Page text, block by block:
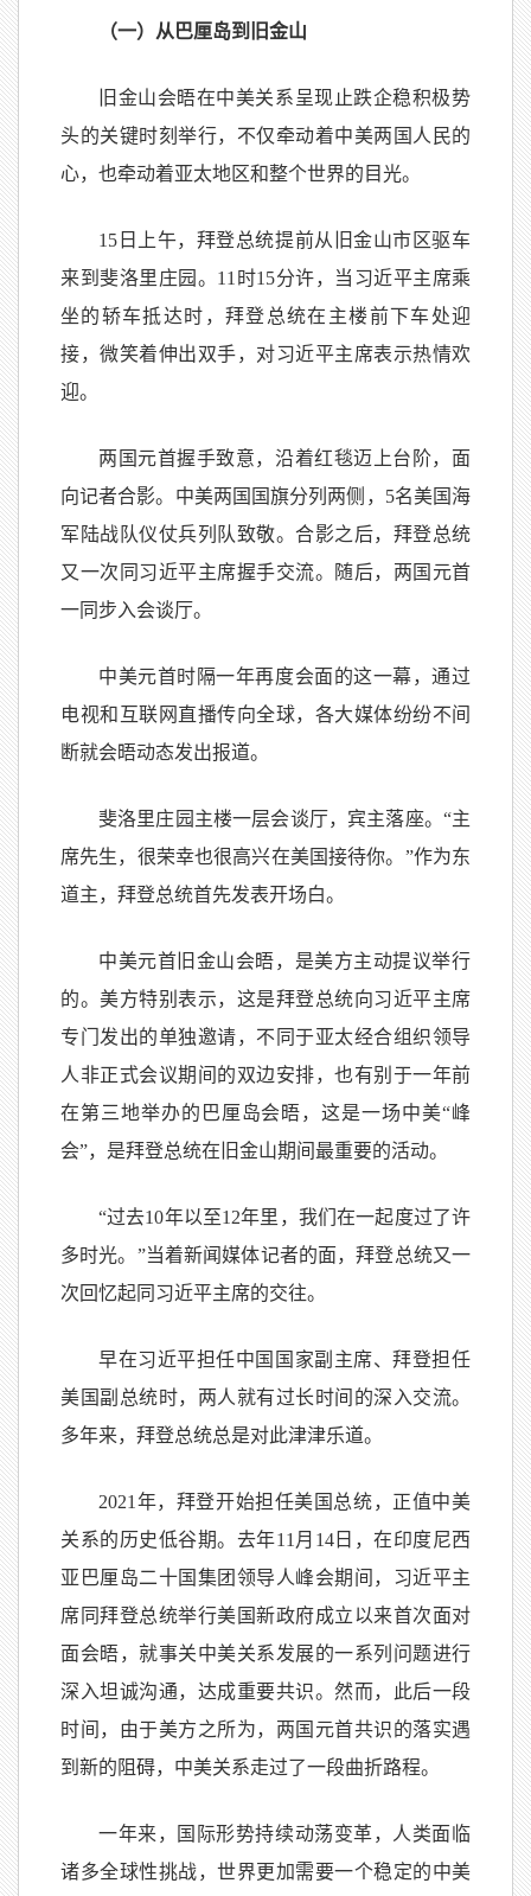
（一）从巴厘岛到旧金山
旧金山会晤在中美关系呈现止跌企稳积极势
头的关键时刻举行，不仅牵动着中美两国人民的
心，也牵动着亚太地区和整个世界的目光。
15日上午，拜登总统提前从旧金山市区驱车
来到斐洛里庄园。11时15分许，当习近平主席乘
坐的轿车抵达时，拜登总统在主楼前下车处迎
接，微笑着伸出双手，对习近平主席表示热情欢
迎。
两国元首握手致意，沿着红毯迈上台阶，面
向记者合影。中美两国国旗分列两侧，5名美国海
军陆战队仪仗兵列队致敬。合影之后，拜登总统
又一次同习近平主席握手交流。随后，两国元首
一同步入会谈厅。
中美元首时隔一年再度会面的这一幕，通过
电视和互联网直播传向全球，各大媒体纷纷不间
断就会晤动态发出报道。
斐洛里庄园主楼一层会谈厅，宾主落座。“主
席先生，很荣幸也很高兴在美国接待你。”作为东
道主，拜登总统首先发表开场白。
中美元首旧金山会晤，是美方主动提议举行
的。美方特别表示，这是拜登总统向习近平主席
专门发出的单独邀请，不同于亚太经合组织领导
人非正式会议期间的双边安排，也有别于一年前
在第三地举办的巴厘岛会晤，这是一场中美“峰
会”，是拜登总统在旧金山期间最重要的活动。
“过去10年以至12年里，我们在一起度过了许
多时光。”当着新闻媒体记者的面，拜登总统又一
次回忆起同习近平主席的交往。
早在习近平担任中国国家副主席、拜登担任
美国副总统时，两人就有过长时间的深入交流。
多年来，拜登总统总是对此津津乐道。
2021年，拜登开始担任美国总统，正值中美
关系的历史低谷期。去年11月14日，在印度尼西
亚巴厘岛二十国集团领导人峰会期间，习近平主
席同拜登总统举行美国新政府成立以来首次面对
面会晤，就事关中美关系发展的一系列问题进行
深入坦诚沟通，达成重要共识。然而，此后一段
时间，由于美方之所为，两国元首共识的落实遇
到新的阻碍，中美关系走过了一段曲折路程。
一年来，国际形势持续动荡变革，人类面临
诸多全球性挑战，世界更加需要一个稳定的中美